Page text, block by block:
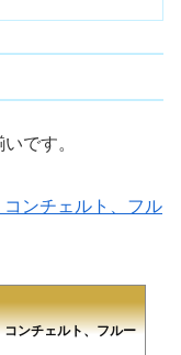
です。
コンチェルト、フル
ンチェルト、フルー